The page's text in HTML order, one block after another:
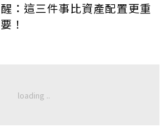
醒：這三件事比資產配置更重
要！